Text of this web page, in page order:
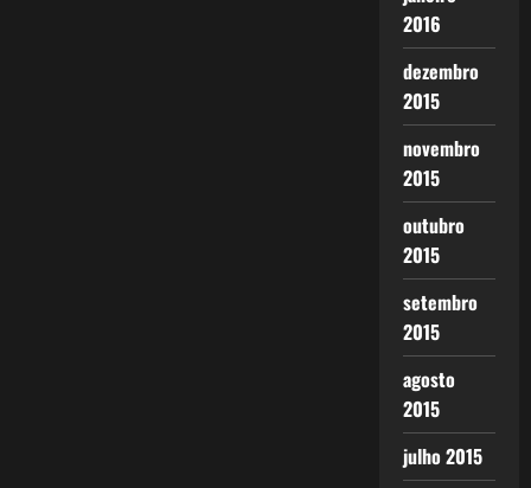
2016
dezembro
2015
novembro
2015
outubro
2015
setembro
2015
agosto
2015
julho 2015